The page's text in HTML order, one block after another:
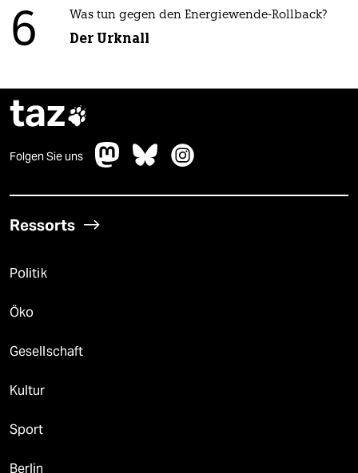
6 Was tun gegen den Energiewende-Rollback?
Der Urknall
taz
Folgen Sie uns
Ressorts
Politik
Öko
Gesellschaft
Kultur
Sport
Berlin